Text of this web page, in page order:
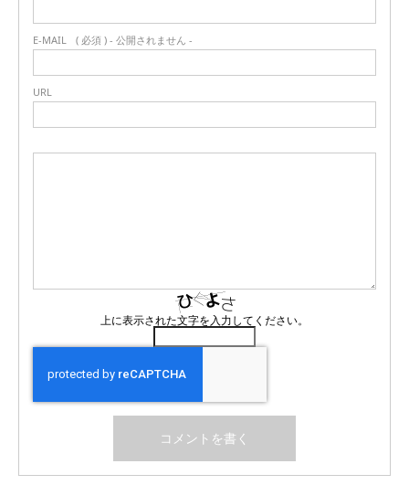
E-MAIL ( 必須 ) - 公開されません -
URL
上に表示された文字を入力してください。